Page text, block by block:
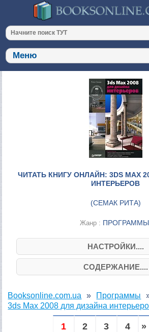
ЧИТАТЬ КНИГУ ОНЛАЙН: 3DS MAX
ИНТЕРЬЕРОВ
(СЕМАК РИТА)
Жанр : ПРОГРАММЫ
НАСТРОЙКИ....
СОДЕРЖАНИЕ....
Booksonline.com.ua
Программы
3ds Max 2008 для дизайна
1 2 3 4 »